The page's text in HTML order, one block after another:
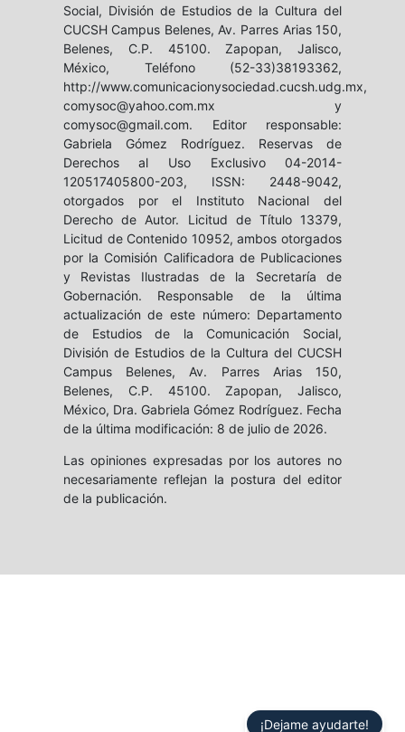
Social, División de Estudios de la Cultura del
CUCSH Campus Belenes, Av. Parres Arias 150,
Belenes, C.P. 45100. Zapopan, Jalisco,
México, Teléfono (52-33)38193362,
http://www.comunicacionysociedad.cucsh.udg.mx,
comysoc@yahoo.com.mx y
comysoc@gmail.com. Editor responsable:
Gabriela Gómez Rodríguez. Reservas de
Derechos al Uso Exclusivo 04-2014-
120517405800-203, ISSN: 2448-9042,
otorgados por el Instituto Nacional del
Derecho de Autor. Licitud de Título 13379,
Licitud de Contenido 10952, ambos otorgados
por la Comisión Calificadora de Publicaciones
y Revistas Ilustradas de la Secretaría de
Gobernación. Responsable de la última
actualización de este número: Departamento
de Estudios de la Comunicación Social,
División de Estudios de la Cultura del CUCSH
Campus Belenes, Av. Parres Arias 150,
Belenes, C.P. 45100. Zapopan, Jalisco,
México, Dra. Gabriela Gómez Rodríguez. Fecha
de la última modificación: 8 de julio de 2026.
Las opiniones expresadas por los autores no
necesariamente reflejan la postura del editor
de la publicación.
¡Dejame ayudarte!